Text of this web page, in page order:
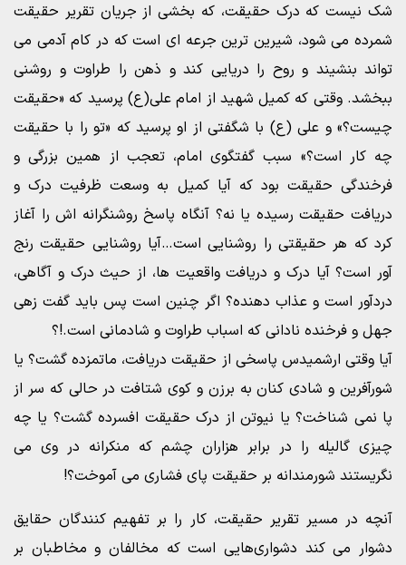
شک نیست که درک حقیقت، که بخشی از جریان تقریر حقیقت
شمرده می شود، شیرین ترین جرعه ای است که در کام آدمی می
تواند بنشیند و روح را دریایی کند و ذهن را طراوت و روشنی
ببخشد. وقتی که کمیل شهید از امام علی(ع) پرسید که «حقیقت
چیست؟» و علی (ع) با شگفتی از او پرسید که «تو را با حقیقت
چه کار است؟» سبب گفتگوی امام، تعجب از همین بزرگی و
فرخندگی حقیقت بود که آیا کمیل به وسعت ظرفیت درک و
دریافت حقیقت رسیده یا نه؟ آنگاه پاسخ روشنگرانه اش را آغاز
کرد که هر حقیقتی را روشنایی است…آیا روشنایی حقیقت رنج
آور است؟ آیا درک و دریافت واقعیت ها، از حیث درک و آگاهی،
دردآور است و عذاب دهنده؟ اگر چنین است پس باید گفت زهی
جهل و فرخنده نادانی که اسباب طراوت و شادمانی است.!؟
آیا وقتی ارشمیدس پاسخی از حقیقت دریافت، ماتمزده گشت؟ یا
شورآفرین و شادی کنان به برزن و کوی شتافت در حالی که سر از
پا نمی شناخت؟ یا نیوتن از درک حقیقت افسرده گشت؟ یا چه
چیزی گالیله را در برابر هزاران چشم که منکرانه در وی می
نگریستند شورمندانه بر حقیقت پای فشاری می آموخت؟!
آنچه در مسیر تقریر حقیقت، کار را بر تفهیم کنندگان حقایق
دشوار می کند دشواری‌هایی است که مخالفان و مخاطبان بر